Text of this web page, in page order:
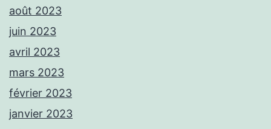
août 2023
juin 2023
avril 2023
mars 2023
février 2023
janvier 2023